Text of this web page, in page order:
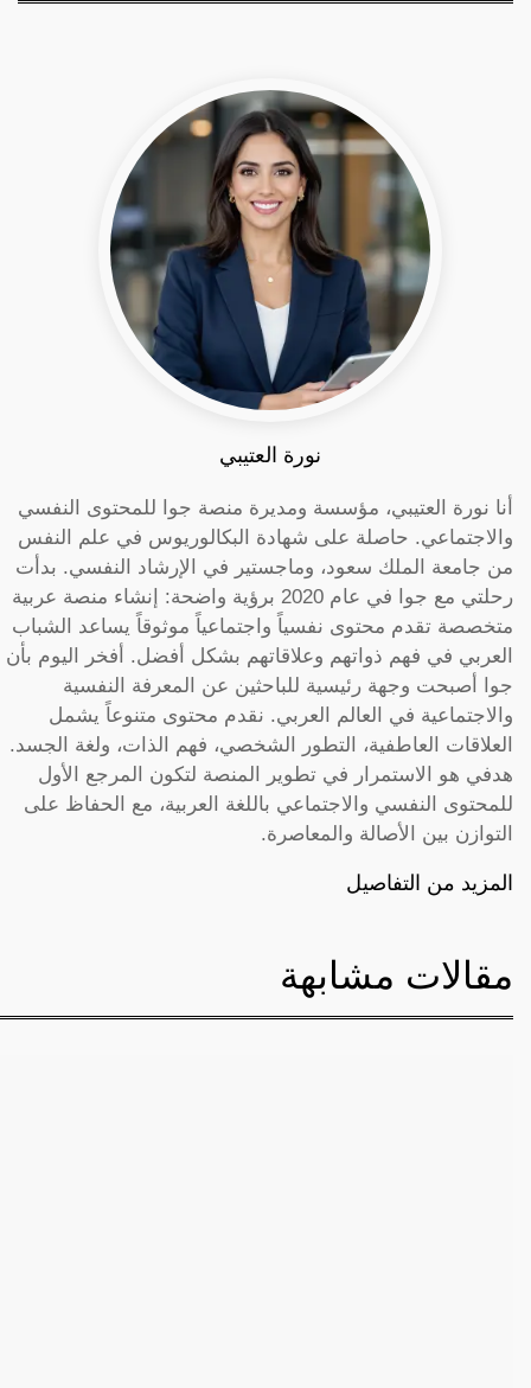
نورة العتيبي
أنا نورة العتيبي، مؤسسة ومديرة منصة جوا للمحتوى النفسي
والاجتماعي. حاصلة على شهادة البكالوريوس في علم النفس
من جامعة الملك سعود، وماجستير في الإرشاد النفسي. بدأت
رحلتي مع جوا في عام 2020 برؤية واضحة: إنشاء منصة عربية
متخصصة تقدم محتوى نفسياً واجتماعياً موثوقاً يساعد الشباب
العربي في فهم ذواتهم وعلاقاتهم بشكل أفضل. أفخر اليوم بأن
جوا أصبحت وجهة رئيسية للباحثين عن المعرفة النفسية
والاجتماعية في العالم العربي. نقدم محتوى متنوعاً يشمل
العلاقات العاطفية، التطور الشخصي، فهم الذات، ولغة الجسد.
هدفي هو الاستمرار في تطوير المنصة لتكون المرجع الأول
للمحتوى النفسي والاجتماعي باللغة العربية، مع الحفاظ على
التوازن بين الأصالة والمعاصرة.
المزيد من التفاصيل
مقالات مشابهة